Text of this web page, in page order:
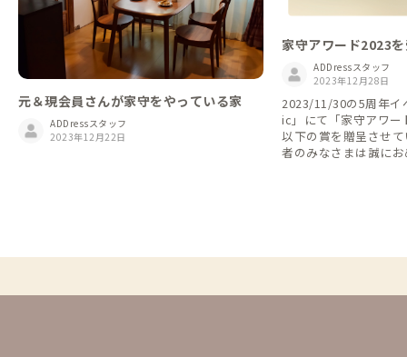
元＆現会員さんが家守をやっている家
ADDressスタッフ
2023年12月22日
家守アワード2023
ADDressスタッフ
2023年12月28日
2023/11/30の5周年イ
ic」にて「家守アワー
以下の賞を贈呈させ
者のみなさまは誠に
い！ 【1.賞一覧】 ・全国優秀賞 ※ゴール